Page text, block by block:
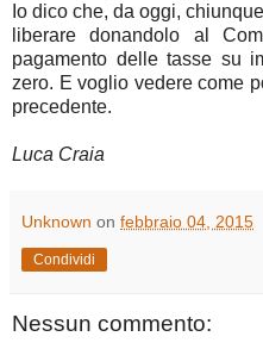
Io dico che, da oggi,
liberare donandolo al
pagamento delle tasse su
zero. E voglio vedere come
precedente.
Luca Craia
Unknown on febbraio 04, 2015
Condividi
Nessun commento: